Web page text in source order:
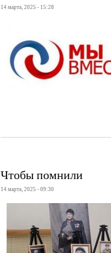
14 марта, 2025 - 15:28
Чтобы помнили
14 марта, 2025 - 09:30